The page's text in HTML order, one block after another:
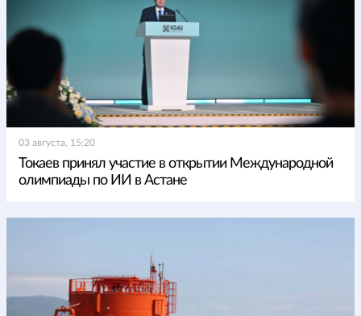
03 августа, 15:20
Токаев принял участие в открытии Международной
олимпиады по ИИ в Астане